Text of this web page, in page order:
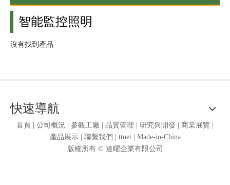
智能監控照明
沒有找到產品
快速導航
首頁 公司概況 參觀工廠 品質管理 研究與開發 商業展覽
產品展示
聯繫我們 ttnet
Made-in-China
版權所有 © 達曜企業有限公司